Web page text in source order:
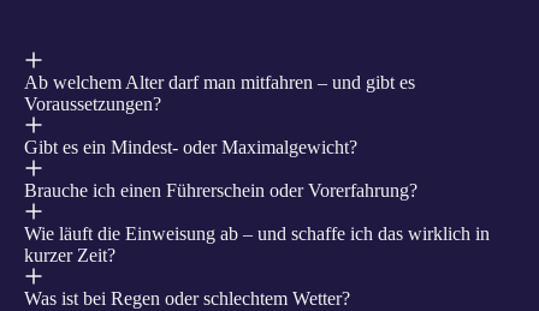
Ab welchem Alter darf man mitfahren – und gibt es
Voraussetzungen?
Gibt es ein Mindest- oder Maximalgewicht?
Brauche ich einen Führerschein oder Vorerfahrung?
Wie läuft die Einweisung ab – und schaffe ich das wirklich in
kurzer Zeit?
Was ist bei Regen oder schlechtem Wetter?